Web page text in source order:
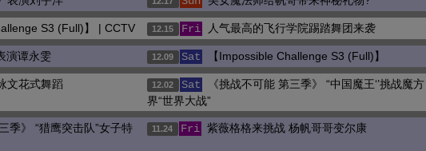
S3 (Full)】 | CCTV 12.15 Fri 人气最高的飞行学院踢踏舞团来袭
演谭永雯 12.09 Sat 【Impossible Challenge S3 (Full)】
文花式舞蹈 12.02 Sat
《挑战不可能 第三季》 “中国魔王‘’挑战魔方
界“世界大战”
季》 “猎鹰突击队”女子特
11.24 Fri 紫薇格格来挑战 杨帆哥哥变尔康